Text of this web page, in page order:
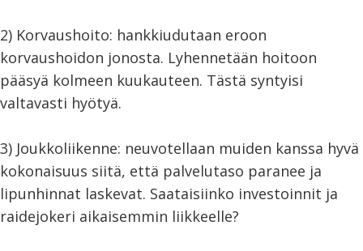
2) Korvaushoito: hankkiudutaan eroon
korvaushoidon jonosta. Lyhennetään hoitoon
pääsyä kolmeen kuukauteen. Tästä syntyisi
valtavasti hyötyä.
3) Joukkoliikenne: neuvotellaan muiden kanssa hyvä
kokonaisuus siitä, että palvelutaso paranee ja
lipunhinnat laskevat. Saataisiinko investoinnit ja
raidejokeri aikaisemmin liikkeelle?